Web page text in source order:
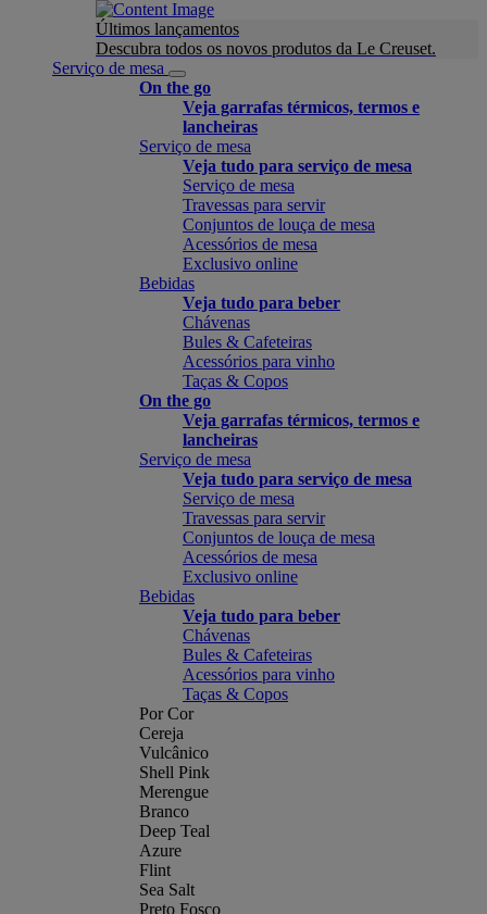
Últimos lançamentos
Descubra todos os novos produtos da Le Creuset.
Serviço de mesa
On the go
Veja garrafas térmicos, termos e
lancheiras
Serviço de mesa
Veja tudo para serviço de mesa
Serviço de mesa
Travessas para servir
Conjuntos de louça de mesa
Acessórios de mesa
Exclusivo online
Bebidas
Veja tudo para beber
Chávenas
Bules & Cafeteiras
Acessórios para vinho
Taças & Copos
On the go
Veja garrafas térmicos, termos e
lancheiras
Serviço de mesa
Veja tudo para serviço de mesa
Serviço de mesa
Travessas para servir
Conjuntos de louça de mesa
Acessórios de mesa
Exclusivo online
Bebidas
Veja tudo para beber
Chávenas
Bules & Cafeteiras
Acessórios para vinho
Taças & Copos
Por Cor
Cereja
Vulcânico
Shell Pink
Merengue
Branco
Deep Teal
Azure
Flint
Sea Salt
Preto Fosco